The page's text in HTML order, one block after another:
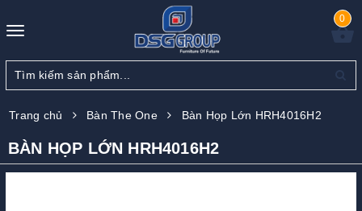
Toggle
0
Trang chủ Bàn The One Bàn Họp Lớn HRH4016H2
BÀN HỌP LỚN HRH4016H2